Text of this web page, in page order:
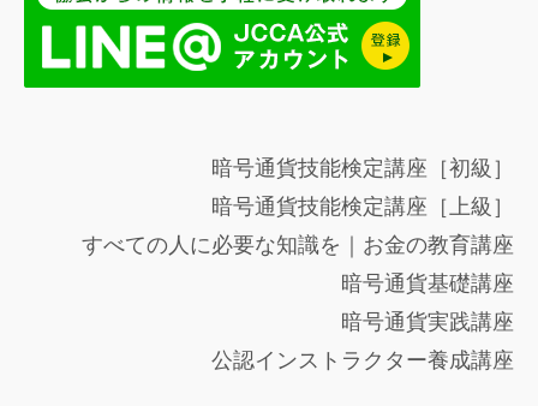
暗号通貨技能検定講座［初級］
暗号通貨技能検定講座［上級］
すべての人に必要な知識を｜お金の教育講座
暗号通貨基礎講座
暗号通貨実践講座
公認インストラクター養成講座